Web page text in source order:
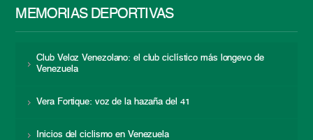
MEMORIAS DEPORTIVAS
Club Veloz Venezolano: el club ciclístico más longevo de
Venezuela
Vera Fortique: voz de la hazaña del 41
Inicios del ciclismo en Venezuela